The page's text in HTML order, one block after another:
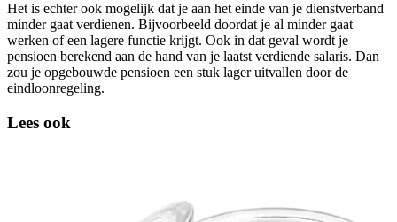
Het is echter ook mogelijk dat je aan het einde van je dienstverband
minder gaat verdienen. Bijvoorbeeld doordat je al minder gaat
werken of een lagere functie krijgt. Ook in dat geval wordt je
pensioen berekend aan de hand van je laatst verdiende salaris. Dan
zou je opgebouwde pensioen een stuk lager uitvallen door de
eindloonregeling.
Lees ook